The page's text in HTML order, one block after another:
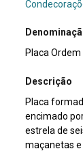
Placa
Descrição
Placa
encimado
estrela de
maçanetas